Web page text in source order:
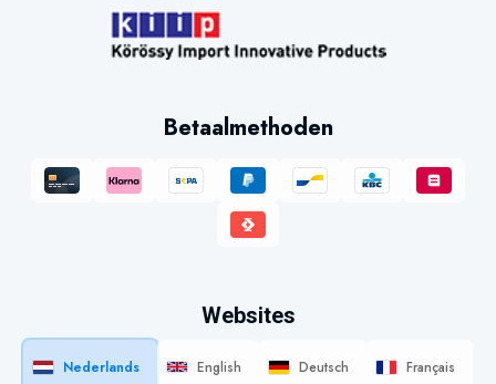
Betaalmethoden
Websites
Nederlands English Deutsch Français